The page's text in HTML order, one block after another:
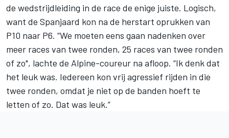
de wedstrijdleiding in de race de enige juiste. Logisch,
want de Spanjaard kon na de herstart oprukken van
P10 naar P6. “We moeten eens gaan nadenken over
meer races van twee ronden, 25 races van twee ronden
of zo", lachte de Alpine-coureur na afloop. “Ik denk dat
het leuk was. Iedereen kon vrij agressief rijden in die
twee ronden, omdat je niet op de banden hoeft te
letten of zo. Dat was leuk.”